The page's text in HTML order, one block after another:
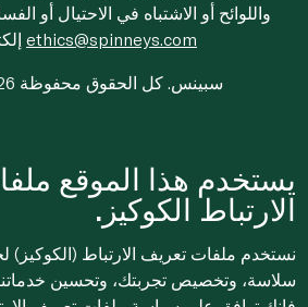
واللوائح أو الاشتباه في الاحتيال أو
ethics@spinneys.com
© 2020-2026 سبينس. كل الحقوق محفوظة
يستخدم هذا الموقع
الارتباط الكوكيز.
نستخدم ملفات تعريف الارتباط (الكوكيز)
سلاسة، وتخصيص تجربتك، وتحسين